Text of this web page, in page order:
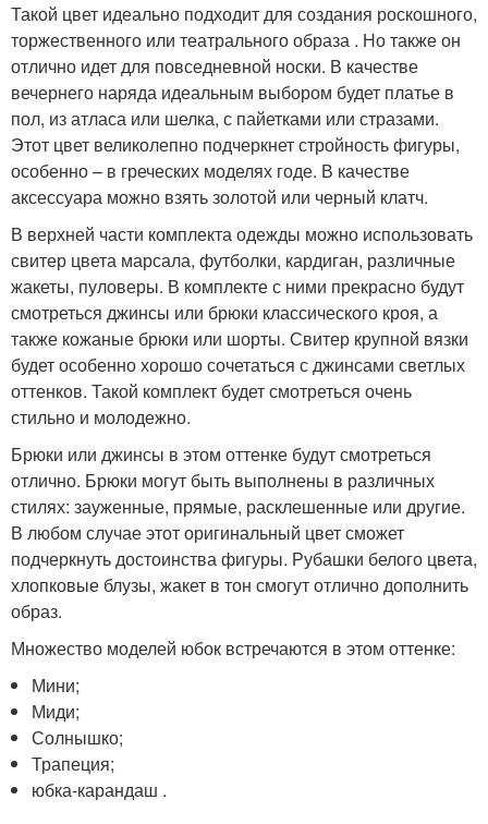
Такой цвет идеально подходит для создания роскошного,
торжественного или театрального образа . Но также он
отлично идет для повседневной носки. В качестве
вечернего наряда идеальным выбором будет платье в
пол, из атласа или шелка, с пайетками или стразами.
Этот цвет великолепно подчеркнет стройность фигуры,
особенно – в греческих моделях годе. В качестве
аксессуара можно взять золотой или черный клатч.
В верхней части комплекта одежды можно использовать
свитер цвета марсала, футболки, кардиган, различные
жакеты, пуловеры. В комплекте с ними прекрасно будут
смотреться джинсы или брюки классического кроя, а
также кожаные брюки или шорты. Свитер крупной вязки
будет особенно хорошо сочетаться с джинсами светлых
оттенков. Такой комплект будет смотреться очень
стильно и молодежно.
Брюки или джинсы в этом оттенке будут смотреться
отлично. Брюки могут быть выполнены в различных
стилях: зауженные, прямые, расклешенные или другие.
В любом случае этот оригинальный цвет сможет
подчеркнуть достоинства фигуры. Рубашки белого цвета,
хлопковые блузы, жакет в тон смогут отлично дополнить
образ.
Множество моделей юбок встречаются в этом оттенке:
Мини;
Миди;
Солнышко;
Трапеция;
юбка-карандаш .